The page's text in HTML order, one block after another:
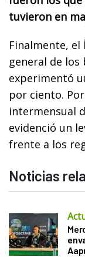
tuvieron en
Finalmente, el
general de los
experimentó
por ciento.
intermensual
evidenció un
frente a los
Noticias